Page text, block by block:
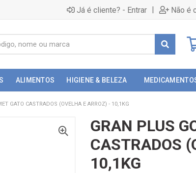
Já é cliente? - Entrar | Não é
ALIMENTOS HIGIENE & BELEZA
GATO CASTRADOS (OVELHA E ARROZ) - 10,1KG
GRAN PLUS
CASTRADOS
10,1KG